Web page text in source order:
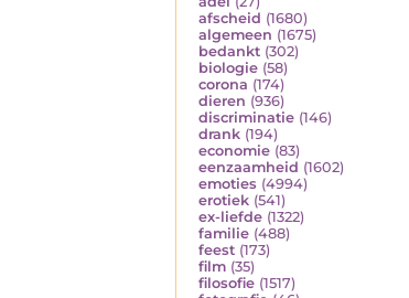
afscheid (1680)
algemeen (1675)
bedankt (302)
biologie (58)
corona (174)
dieren (936)
discriminatie (146)
drank (194)
economie (83)
eenzaamheid (1602)
emoties (4994)
erotiek (541)
ex-liefde (1322)
familie (488)
feest (173)
film (35)
filosofie (1517)